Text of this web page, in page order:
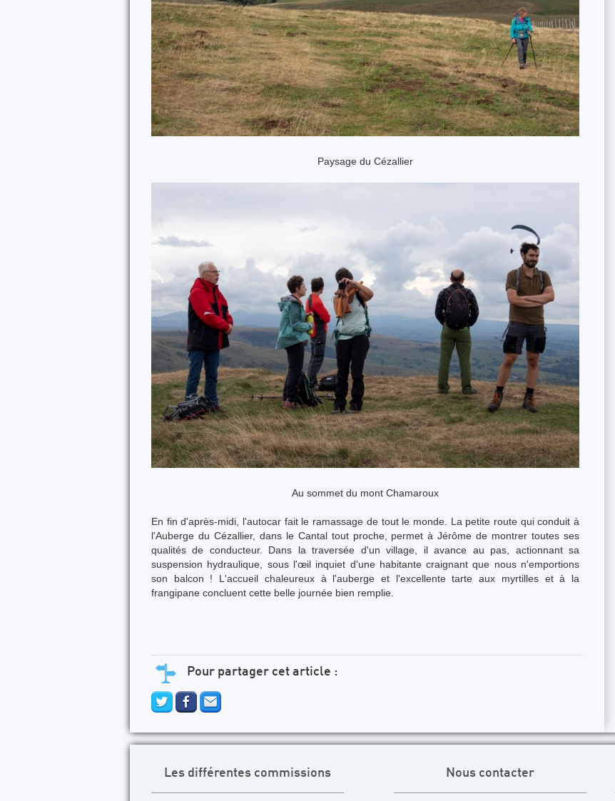
Paysage du Cézallier
Au sommet du mont Chamaroux
En fin d'après-midi, l'autocar fait le ramassage de tout le monde. La petite route qui conduit à
l'Auberge du Cézallier, dans le Cantal tout proche, permet à Jérôme de montrer toutes ses
qualités de conducteur. Dans la traversée d'un village, il avance au pas, actionnant sa
suspension hydraulique, sous l'œil inquiet d'une habitante craignant que nous n'emportions
son balcon ! L'accueil chaleureux à l'auberge et l'excellente tarte aux myrtilles et à la
frangipane concluent cette belle journée bien remplie.
Pour partager cet article :
Les différentes commissions Nous contacter